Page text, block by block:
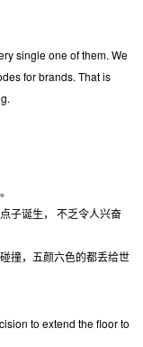
single one of them. We
for brands. That is
子诞生， 不乏令人兴奋
撞，五颜六色的都丢给世
to extend the floor to